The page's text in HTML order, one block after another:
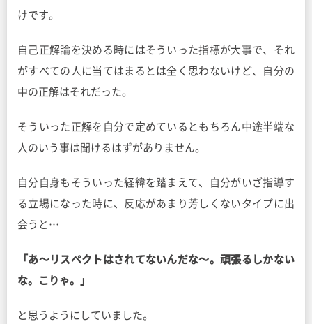
けです。
自己正解論を決める時にはそういった指標が大事で、それ
がすべての人に当てはまるとは全く思わないけど、自分の
中の正解はそれだった。
そういった正解を自分で定めているともちろん中途半端な
人のいう事は聞けるはずがありません。
自分自身もそういった経緯を踏まえて、自分がいざ指導す
る立場になった時に、反応があまり芳しくないタイプに出
会うと…
「あ〜リスペクトはされてないんだな〜。頑張るしかない
な。こりゃ。」
と思うようにしていました。